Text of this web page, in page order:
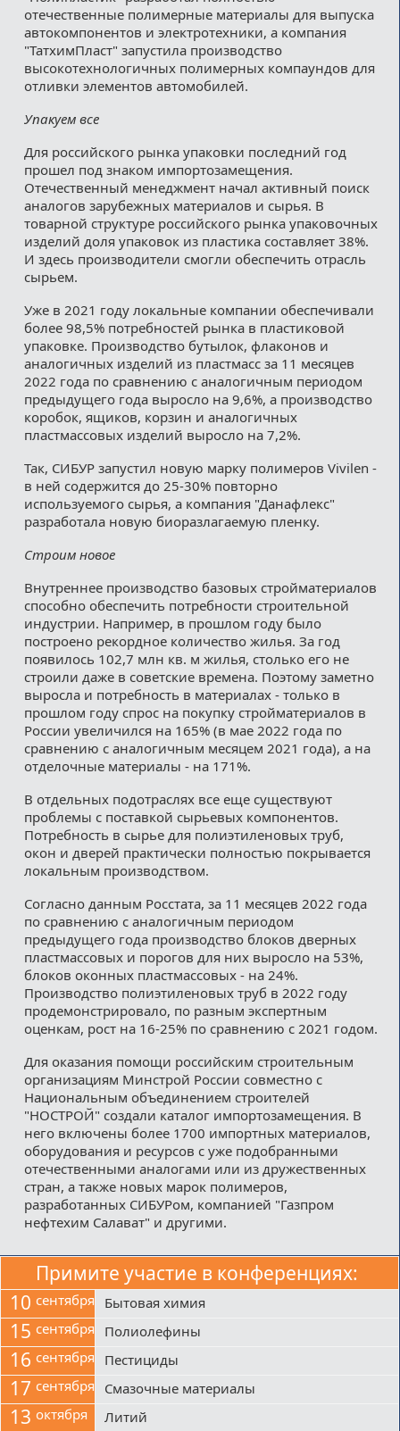
отечественные полимерные материалы для выпуска
автокомпонентов и электротехники, а компания
"ТатхимПласт" запустила производство
высокотехнологичных полимерных компаундов для
отливки элементов автомобилей.
Упакуем все
Для российского рынка упаковки последний год
прошел под знаком импортозамещения.
Отечественный менеджмент начал активный поиск
аналогов зарубежных материалов и сырья. В
товарной структуре российского рынка упаковочных
изделий доля упаковок из пластика составляет 38%.
И здесь производители смогли обеспечить отрасль
сырьем.
Уже в 2021 году локальные компании обеспечивали
более 98,5% потребностей рынка в пластиковой
упаковке. Производство бутылок, флаконов и
аналогичных изделий из пластмасс за 11 месяцев
2022 года по сравнению с аналогичным периодом
предыдущего года выросло на 9,6%, а производство
коробок, ящиков, корзин и аналогичных
пластмассовых изделий выросло на 7,2%.
Так, СИБУР запустил новую марку полимеров Vivilen -
в ней содержится до 25-30% повторно
используемого сырья, а компания "Данафлекс"
разработала новую биоразлагаемую пленку.
Строим новое
Внутреннее производство базовых стройматериалов
способно обеспечить потребности строительной
индустрии. Например, в прошлом году было
построено рекордное количество жилья. За год
появилось 102,7 млн кв. м жилья, столько его не
строили даже в советские времена. Поэтому заметно
выросла и потребность в материалах - только в
прошлом году спрос на покупку стройматериалов в
России увеличился на 165% (в мае 2022 года по
сравнению с аналогичным месяцем 2021 года), а на
отделочные материалы - на 171%.
В отдельных подотраслях все еще существуют
проблемы с поставкой сырьевых компонентов.
Потребность в сырье для полиэтиленовых труб,
окон и дверей практически полностью покрывается
локальным производством.
Согласно данным Росстата, за 11 месяцев 2022 года
по сравнению с аналогичным периодом
предыдущего года производство блоков дверных
пластмассовых и порогов для них выросло на 53%,
блоков оконных пластмассовых - на 24%.
Производство полиэтиленовых труб в 2022 году
продемонстрировало, по разным экспертным
оценкам, рост на 16-25% по сравнению с 2021 годом.
Для оказания помощи российским строительным
организациям Минстрой России совместно с
Национальным объединением строителей
"НОСТРОЙ" создали каталог импортозамещения. В
него включены более 1700 импортных материалов,
оборудования и ресурсов с уже подобранными
отечественными аналогами или из дружественных
стран, а также новых марок полимеров,
разработанных СИБУРом, компанией "Газпром
нефтехим Салават" и другими.
Примите участие в конференциях:
10 сентября Бытовая химия
15 сентября Полиолефины
16 сентября Пестициды
17 сентября Смазочные материалы
13 октября Литий